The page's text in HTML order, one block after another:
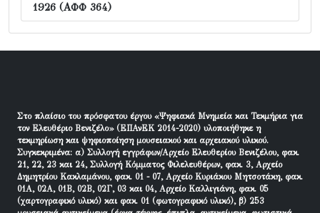
1926 (ΑΦΦ 364)
Στο πλαίσιο του πρόσφατου έργου «Ψηφιακά Μνημεία και Τεκμήρια για
τον Ελευθέριο Βενιζέλο» (ΕΠΑνΕΚ 2014-2020) υλοποιήθηκε η
τεκμηρίωση και ψηφιοποίηση μουσειακού και αρχειακού υλικού.
Συγκεκριμένα: α) Συλλογή εγγράφων/Αρχείο Ελευθερίου Βενιζέλου, φακ.
21, 22, 23 και 24, Συλλογή Κόμματος Φιλελευθέρων, φακ. 3, Αρχείο
Δημητρίου Κακλαμάνου, φακ. 01 - 07, Αρχείο Κυριάκου Μητσοτάκη, φακ.
01Α, 02Α, 01Β, 02Β, 02Γ, 03 και 04, Αρχείο Καλλιγιάνη, φακ. 05
(χαρτογραφικό υλικό) και φακ. 01 (φωτογραφικό υλικό), β) 253